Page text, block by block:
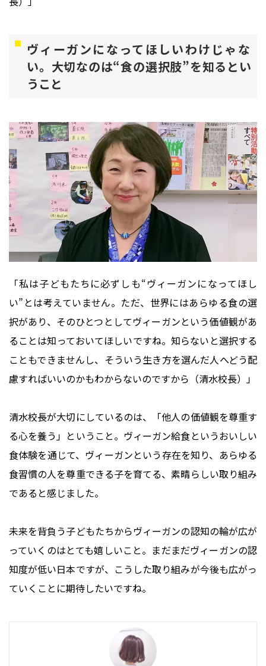
ヴィーガンになってほしいわけじゃな
い。大切なのは“食の選択肢”を知るとい
うこと
「私は子どもたちに必ずしも“ヴィーガンになってほし
い”とは考えていません。ただ、世界にはあらゆる食の選
択があり、そのひとつとしてヴィーガンという価値観があ
ることは知っておいてほしいですね。知らないと選択する
こともできませんし、そういう生き方を選んだ人へどう配
慮すればいいのかもわからないのですから（清水校長）」
清水校長が大切にしているのは、「他人の価値観を尊重す
る心を養う」ということ。ヴィーガン給食というおいしい
食体験を通じて、ヴィーガンという存在を知り、あらゆる
食習慣の人を尊重できる子を育てる、素晴らしい取り組み
であると感じました。
未来を背負う子どもたちからヴィーガンの認知の輪が広が
っていくのはとても嬉しいこと。まだまだヴィーガンの認
知度が低い日本ですが、こうした取り組みが今後も広がっ
ていくことに期待したいですね。